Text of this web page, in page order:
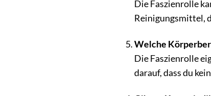
Die Faszienrolle
Reinigungsmittel,
Welche
Die Faszienrolle
darauf, dass du